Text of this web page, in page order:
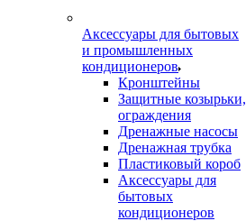
Аксессуары для бытовых
и промышленных
кондиционеров
Кронштейны
Защитные козырьки,
ограждения
Дренажные насосы
Дренажная трубка
Пластиковый короб
Аксессуары для
бытовых
кондиционеров